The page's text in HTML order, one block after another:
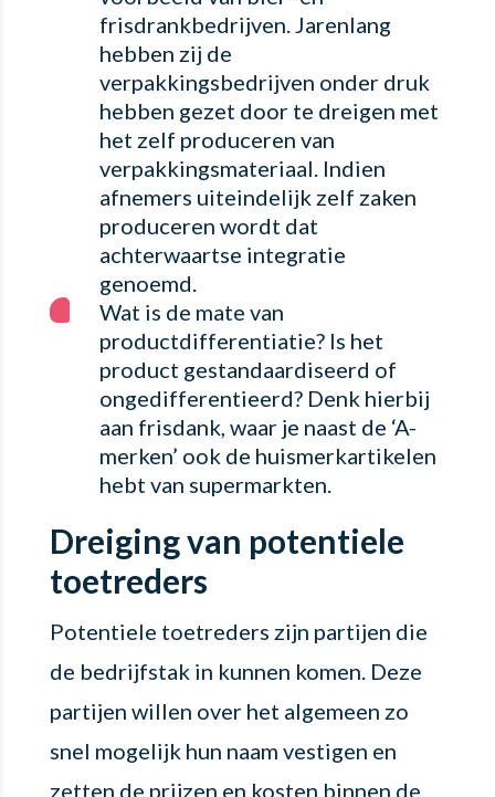
frisdrankbedrijven. Jarenlang
hebben zij de
verpakkingsbedrijven onder druk
hebben gezet door te dreigen met
het zelf produceren van
verpakkingsmateriaal. Indien
afnemers uiteindelijk zelf zaken
produceren wordt dat
achterwaartse integratie
genoemd.
Wat is de mate van
productdifferentiatie? Is het
product gestandaardiseerd of
ongedifferentieerd? Denk hierbij
aan frisdank, waar je naast de ‘A-
merken’ ook de huismerkartikelen
hebt van supermarkten.
Dreiging van potentiele
toetreders
Potentiele toetreders zijn partijen die
de bedrijfstak in kunnen komen. Deze
partijen willen over het algemeen zo
snel mogelijk hun naam vestigen en
zetten de prijzen en kosten binnen de